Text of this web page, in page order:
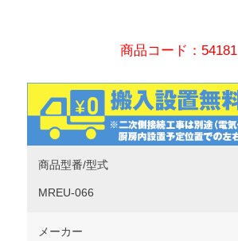
商品コード：54181
商品型番/型式
MREU-066
メーカー